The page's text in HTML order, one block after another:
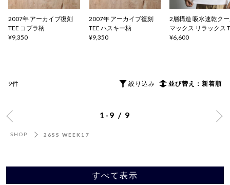
2007年 アーカイブ復刻
TEE コブラ柄
¥9,350
2007年 アーカイブ復刻
TEE ハスキー柄
¥9,350
2層構造 吸水速乾ク
マックス リラックス
ャツ
¥6,600
9件 絞り込み 並び替え：新着順
1-9 / 9
SHOP 26SS WEEK17
すべて表示